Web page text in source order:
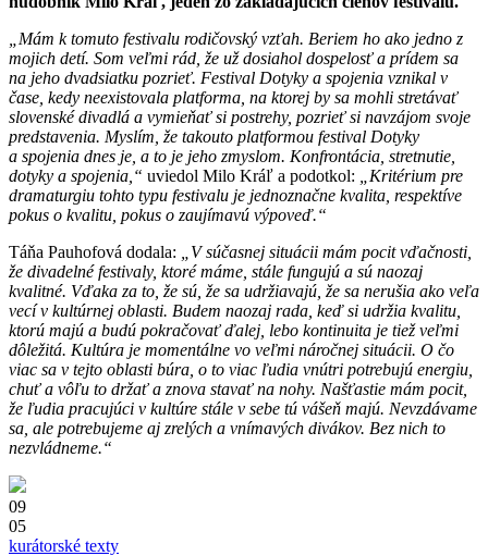
„Mám k tomuto festivalu rodičovský vzťah. Beriem ho ako jedno z
mojich detí. Som veľmi rád, že už dosiahol dospelosť a prídem sa
na jeho dvadsiatku pozrieť. Festival Dotyky a spojenia vznikal v
čase, kedy neexistovala platforma, na ktorej by sa mohli stretávať
slovenské divadlá a vymieňať si postrehy, pozrieť si navzájom svoje
predstavenia. Myslím, že takouto platformou festival Dotyky
a spojenia dnes je, a to je jeho zmyslom. Konfrontácia, stretnutie,
dotyky a spojenia,“ uviedol Milo Kráľ a podotkol:
„Kritérium pre
dramaturgiu tohto typu festivalu je jednoznačne kvalita, respektíve
pokus o kvalitu, pokus o zaujímavú výpoveď.“
Táňa Pauhofová dodala:
„V súčasnej situácii mám pocit vďačnosti,
že divadelné festivaly, ktoré máme, stále fungujú a sú naozaj
kvalitné. Vďaka za to, že sú, že sa udržiavajú, že sa nerušia ako veľa
vecí v kultúrnej oblasti. Budem naozaj rada, keď si udržia kvalitu,
ktorú majú a budú pokračovať ďalej, lebo kontinuita je tiež veľmi
dôležitá. Kultúra je momentálne vo veľmi náročnej situácii. O čo
viac sa v tejto oblasti búra, o to viac ľudia vnútri potrebujú energiu,
chuť a vôľu to držať a znova stavať na nohy. Našťastie mám pocit,
že ľudia pracujúci v kultúre stále v sebe tú vášeň majú. Nevzdávame
sa, ale potrebujeme aj zrelých a vnímavých divákov. Bez nich to
nezvládneme.“
09
05
kurátorské texty